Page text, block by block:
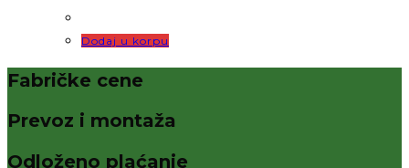
Dodaj u korpu
Fabričke cene
Prevoz i montaža
Odloženo plaćanje